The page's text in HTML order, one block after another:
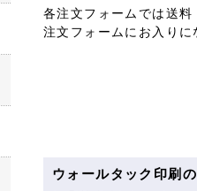
各注文フォームでは送料
注文フォームにお入りに
ウォールタック印刷